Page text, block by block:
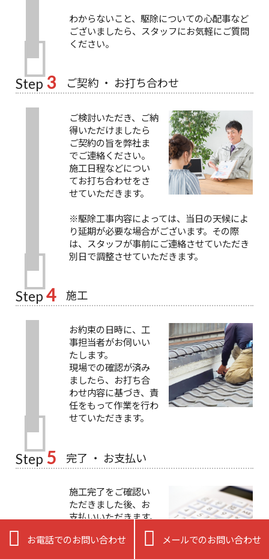
わからないこと、駆除についての心配事など
ございましたら、スタッフにお気軽にご質問
ください。
Step 3 ご契約 ・ お打ち合わせ
ご検討いただき、ご納
得いただけましたら
ご契約の旨を弊社ま
でご連絡ください。
施工日程などについ
てお打ち合わせをさ
せていただきます。
※駆除工事内容によっては、当日の天候によ
り延期が必要な場合がございます。その際
は、スタッフが事前にご連絡させていただき
別日で調整させていただきます。
Step 4 施工
お約束の日時に、工
事担当者がお伺いい
たします。
現場での確認が済み
ましたら、お打ち合
わせ内容に基づき、責
任をもって作業を行わ
せていただきます。
Step 5 完了 ・ お支払い
施工完了をご確認い
ただきました後、お
支払いいただきます。
※ 各種クレジットカ
ードもご利用いただ
 お電話でのお問い合わせ  メールでのお問い合わせ